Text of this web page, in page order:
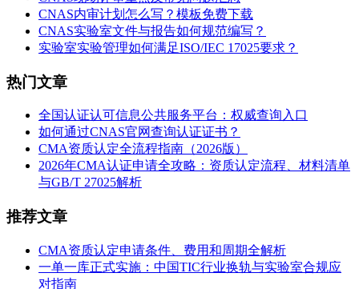
CNAS内审计划怎么写？模板免费下载
CNAS实验室文件与报告如何规范编写？
实验室实验管理如何满足ISO/IEC 17025要求？
热门文章
全国认证认可信息公共服务平台：权威查询入口
如何通过CNAS官网查询认证证书？
CMA资质认定全流程指南（2026版）
2026年CMA认证申请全攻略：资质认定流程、材料清单
与GB/T 27025解析
推荐文章
CMA资质认定申请条件、费用和周期全解析
一单一库正式实施：中国TIC行业换轨与实验室合规应
对指南